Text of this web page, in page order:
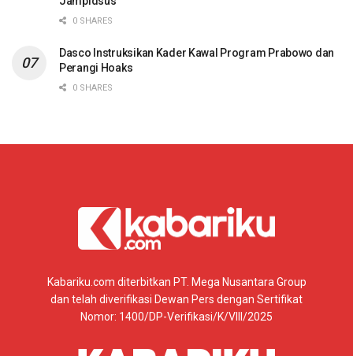
0 SHARES
Dasco Instruksikan Kader Kawal Program Prabowo dan
Perangi Hoaks
0 SHARES
Kabariku.com diterbitkan PT. Mega Nusantara Group
dan telah diverifikasi Dewan Pers dengan Sertifikat
Nomor: 1400/DP-Verifikasi/K/VIII/2025